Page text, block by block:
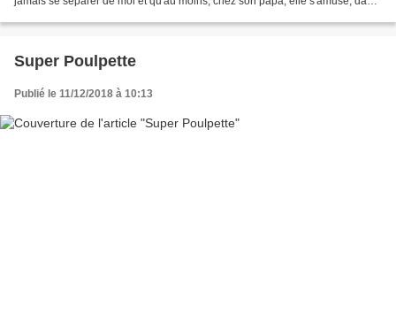
Super Poulpette
Publié le 11/12/2018 à 10:13